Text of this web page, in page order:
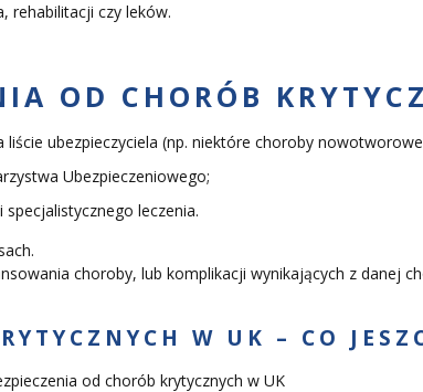
rehabilitacji czy leków.
OD CHORÓB
ubezpieczyciela (np. niektóre choroby
Ubezpieczeniowego;
leczenia.
choroby, lub komplikacji wynikających z danej
W UK – CO
od chorób krytycznych w UK